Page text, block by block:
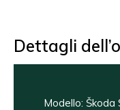
Dettagli
Modello: Škoda